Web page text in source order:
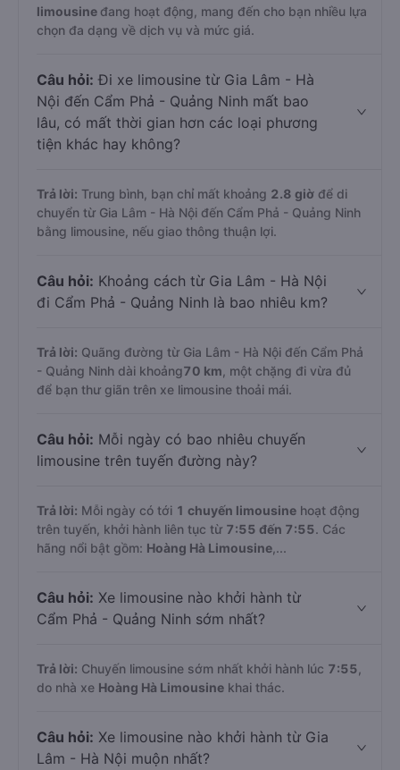
limousine đang hoạt động, mang đến cho bạn nhiều lựa
chọn đa dạng về dịch vụ và mức giá.
Câu hỏi: Đi xe limousine từ Gia Lâm - Hà
Nội đến Cẩm Phả - Quảng Ninh mất bao
lâu, có mất thời gian hơn các loại phương
tiện khác hay không?
Trả lời: Trung bình, bạn chỉ mất khoảng 2.8 giờ để di
chuyển từ Gia Lâm - Hà Nội đến Cẩm Phả - Quảng Ninh
bằng limousine, nếu giao thông thuận lợi.
Câu hỏi: Khoảng cách từ Gia Lâm - Hà Nội
đi Cẩm Phả - Quảng Ninh là bao nhiêu km?
Trả lời: Quãng đường từ Gia Lâm - Hà Nội đến Cẩm Phả
- Quảng Ninh dài khoảng70 km , một chặng đi vừa đủ
để bạn thư giãn trên xe limousine thoải mái.
Câu hỏi: Mỗi ngày có bao nhiêu chuyến
limousine trên tuyến đường này?
Trả lời: Mỗi ngày có tới 1 chuyến limousine hoạt động
trên tuyến, khởi hành liên tục từ 7:55 đến 7:55. Các
hãng nổi bật gồm: Hoàng Hà Limousine ,...
Câu hỏi: Xe limousine nào khởi hành từ
Cẩm Phả - Quảng Ninh sớm nhất?
Trả lời: Chuyến limousine sớm nhất khởi hành lúc 7:55
do nhà xe Hoàng Hà Limousine khai thác.
Câu hỏi: Xe limousine nào khởi hành từ Gia
Lâm - Hà Nội muộn nhất?